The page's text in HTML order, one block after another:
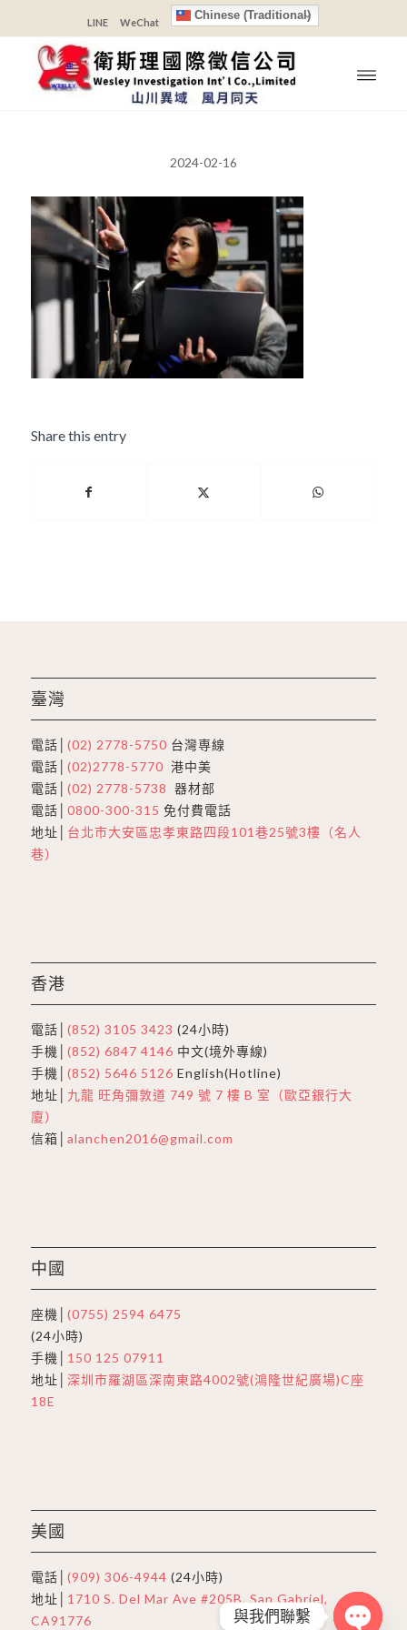
LINE WeChat
Chinese (Traditional)
2024-02-16
Share this entry
臺灣
電話│ (02) 2778-5750 台灣専線
電話│ (02)2778-5770 港中美
電話│ (02) 2778-5738 器材部
電話│ 0800-300-315 免付費電話
地址│ 台北市大安區忠孝東路四段101巷25號3樓（名人
巷）
香港
電話│ (852) 3105 3423 (24小時)
手機│ (852) 6847 4146 中文(境外專線)
手機│ (852) 5646 5126 English(Hotline)
地址│ 九龍 旺角彌敦道 749 號 7 樓 B 室（歐亞銀行大
廈）
信箱│ alanchen2016@gmail.com
中國
座機│ (0755) 2594 6475
(24小時)
手機│ 150 125 07911
地址│ 深圳市羅湖區深南東路4002號(鴻隆世紀廣場)C座
18E
美國
電話│ (909) 306-4944 (24小時)
地址│ 1710 S. Del Mar Ave #205B, San Gabriel,
CA91776
與我們聯繫